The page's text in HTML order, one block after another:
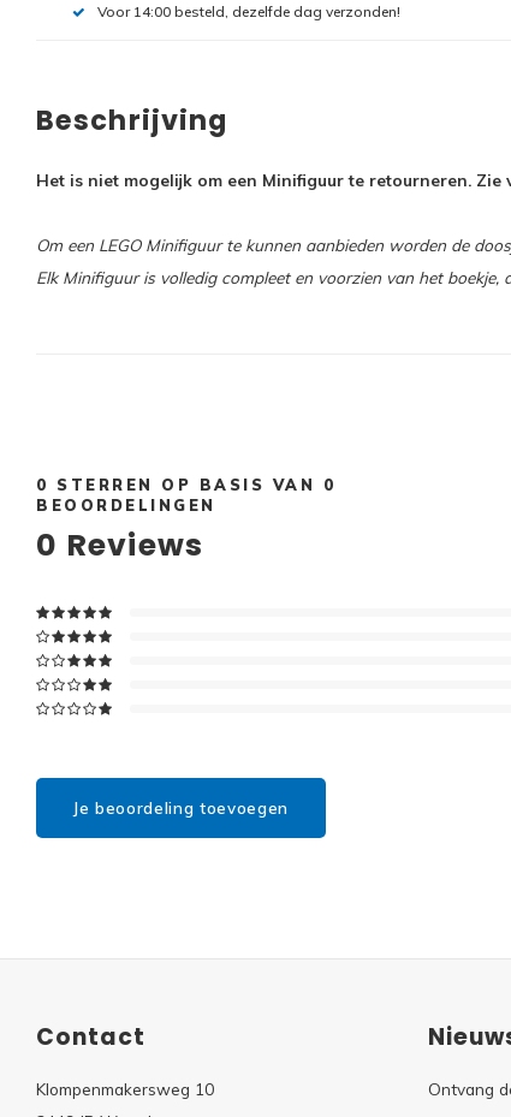
Voor 14:00 besteld, dezelfde dag verzonden!
Beschrijving
Het is niet mogelijk om een Minifiguur te retourneren.
Om een LEGO Minifiguur te kunnen aanbieden worden de
Elk Minifiguur is volledig compleet en voorzien van het boekje,
0 STERREN OP BASIS VAN 0
BEOORDELINGEN
0 Reviews
Je beoordeling toevoegen
Contact
Klompenmakersweg 10
Ontvang